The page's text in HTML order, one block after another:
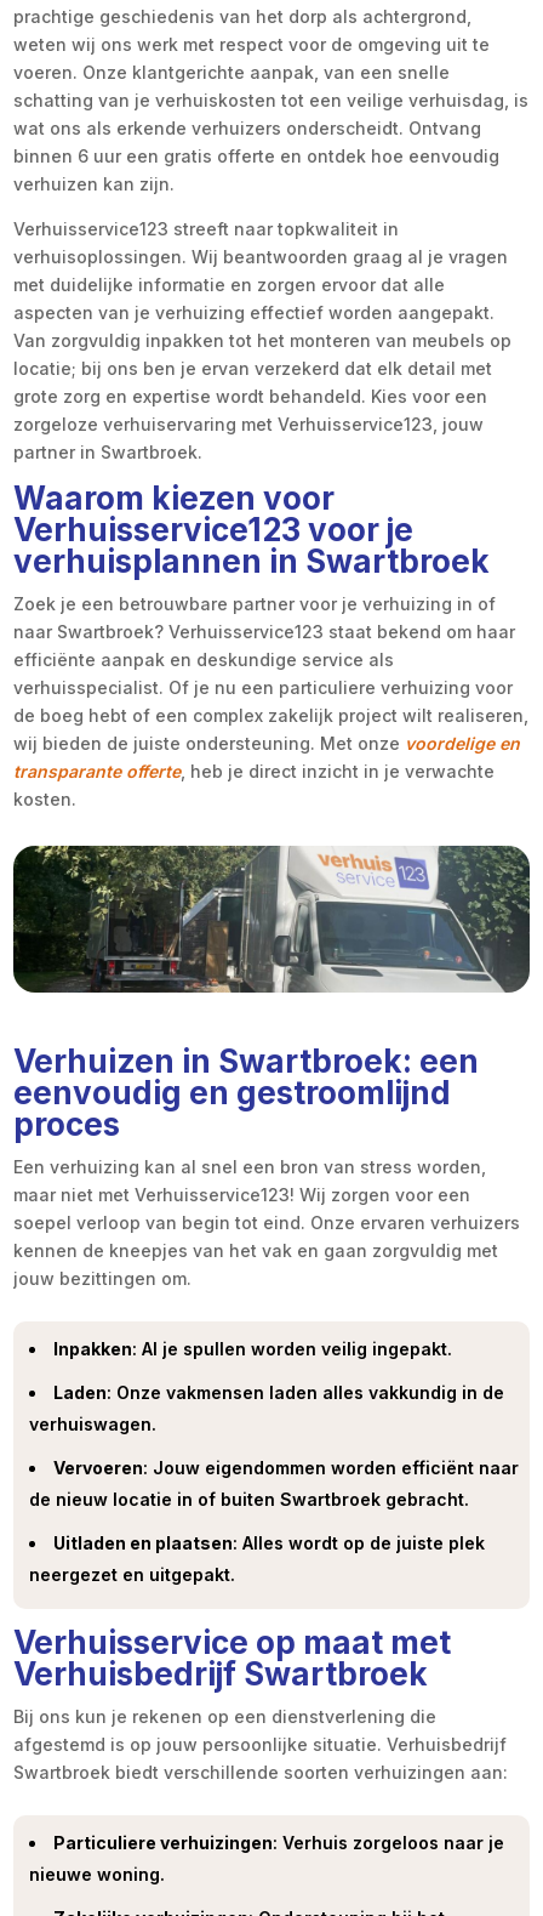
prachtige geschiedenis van het dorp als achtergrond,
weten wij ons werk met respect voor de omgeving uit te
voeren. Onze klantgerichte aanpak, van een snelle
schatting van je verhuiskosten tot een veilige verhuisdag, is
wat ons als erkende verhuizers onderscheidt. Ontvang
binnen 6 uur een gratis offerte en ontdek hoe eenvoudig
verhuizen kan zijn.
Verhuisservice123 streeft naar topkwaliteit in
verhuisoplossingen. Wij beantwoorden graag al je vragen
met duidelijke informatie en zorgen ervoor dat alle
aspecten van je verhuizing effectief worden aangepakt.
Van zorgvuldig inpakken tot het monteren van meubels op
locatie; bij ons ben je ervan verzekerd dat elk detail met
grote zorg en expertise wordt behandeld. Kies voor een
zorgeloze verhuiservaring met Verhuisservice123, jouw
partner in Swartbroek.
Waarom kiezen voor
Verhuisservice123 voor je
verhuisplannen in Swartbroek
Zoek je een betrouwbare partner voor je verhuizing in of
naar Swartbroek? Verhuisservice123 staat bekend om haar
efficiënte aanpak en deskundige service als
verhuisspecialist. Of je nu een particuliere verhuizing voor
de boeg hebt of een complex zakelijk project wilt realiseren,
wij bieden de juiste ondersteuning. Met onze voordelige en
transparante offerte, heb je direct inzicht in je verwachte
kosten.
Verhuizen in Swartbroek: een
eenvoudig en gestroomlijnd
proces
Een verhuizing kan al snel een bron van stress worden,
maar niet met Verhuisservice123! Wij zorgen voor een
soepel verloop van begin tot eind. Onze ervaren verhuizers
kennen de kneepjes van het vak en gaan zorgvuldig met
jouw bezittingen om.
Inpakken: Al je spullen worden veilig ingepakt.
Laden: Onze vakmensen laden alles vakkundig in de
verhuiswagen.
Vervoeren: Jouw eigendommen worden efficiënt naar
de nieuw locatie in of buiten Swartbroek gebracht.
Uitladen en plaatsen: Alles wordt op de juiste plek
neergezet en uitgepakt.
Verhuisservice op maat met
Verhuisbedrijf Swartbroek
Bij ons kun je rekenen op een dienstverlening die
afgestemd is op jouw persoonlijke situatie. Verhuisbedrijf
Swartbroek biedt verschillende soorten verhuizingen aan:
Particuliere verhuizingen: Verhuis zorgeloos naar je
nieuwe woning.